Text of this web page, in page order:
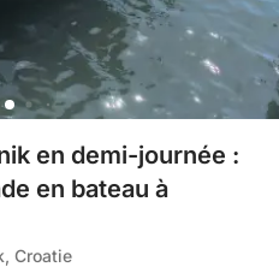
en demi-journée :
en bateau à
Croatie